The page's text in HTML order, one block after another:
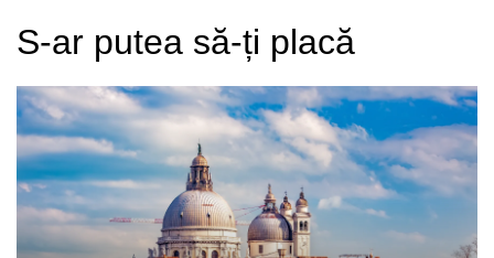
S-ar putea să-ți placă